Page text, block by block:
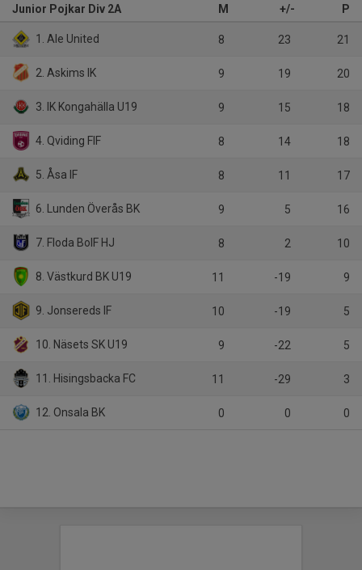
Junior Pojkar Div 2A M +/- P
1. Ale United 8 23 21
2. Askims IK 9 19 20
3. IK Kongahälla U19 9 15 18
4. Qviding FIF 8 14 18
5. Åsa IF 8 11 17
6. Lunden Överås BK 9 5 16
7. Floda BoIF HJ 8 2 10
8. Västkurd BK U19 11 -19 9
9. Jonsereds IF 10 -19 5
10. Näsets SK U19 9 -22 5
11. Hisingsbacka FC 11 -29 3
12. Onsala BK 0 0 0